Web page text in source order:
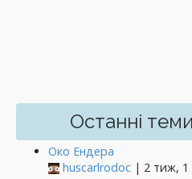
Останні
Око Ендера
huscarlrodoc | 2 тиж, 1